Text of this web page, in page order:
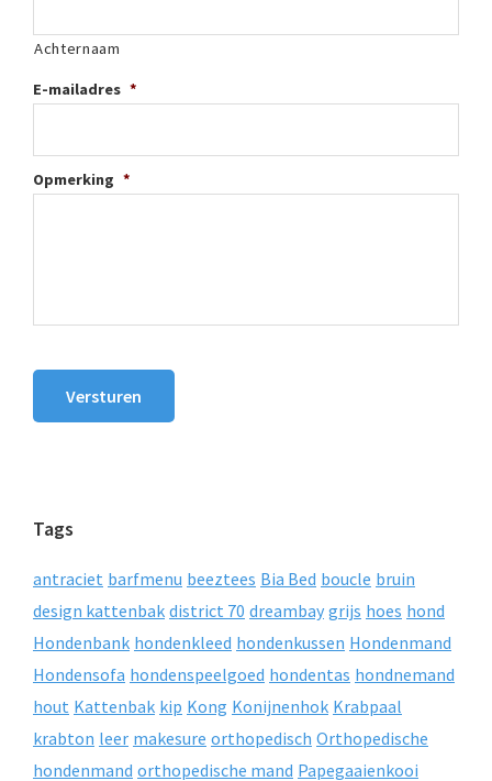
Achternaam
E-mailadres *
Opmerking *
Versturen
Tags
antraciet barfmenu beeztees Bia Bed boucle bruin
design kattenbak district 70 dreambay grijs hoes hond
Hondenbank hondenkleed hondenkussen Hondenmand
Hondensofa hondenspeelgoed hondentas hondnemand
hout Kattenbak kip Kong Konijnenhok Krabpaal
krabton leer makesure orthopedisch Orthopedische
hondenmand orthopedische mand Papegaaienkooi